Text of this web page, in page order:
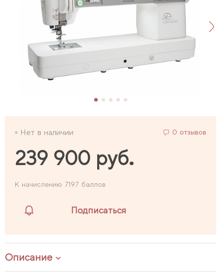
Нет в наличии 0 отзывов
239 900 руб.
К начислению 7197 баллов
Подписаться
Описание